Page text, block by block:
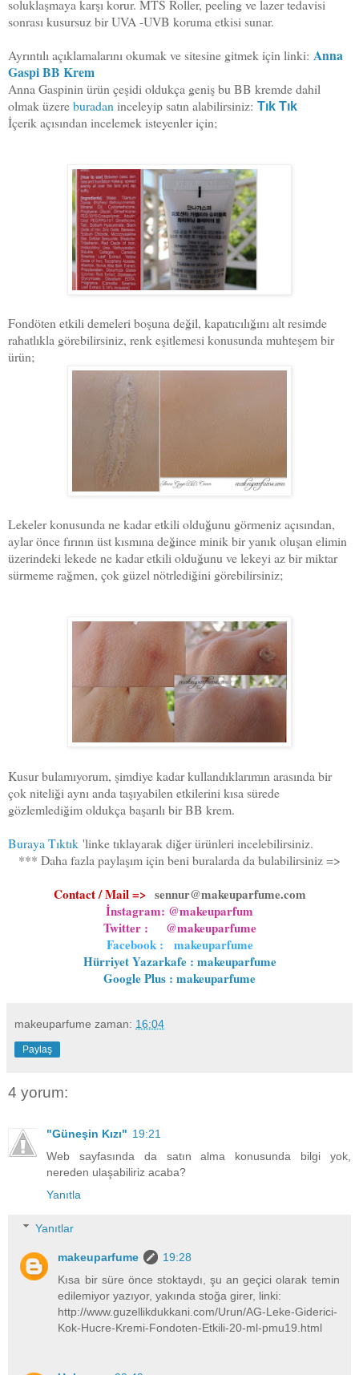
soluklaşmaya karşı korur. MTS Roller, peeling ve lazer tedavisi
sonrası kusursuz bir UVA -UVB koruma etkisi sunar.
Ayrıntılı açıklamalarını okumak ve sitesine gitmek için linki: Anna
Gaspi BB Krem
Anna Gaspinin ürün çeşidi oldukça geniş bu BB kremde dahil
olmak üzereburadan inceleyip satın alabilirsiniz: Tık Tık
İçerik açısından incelemek isteyenler için;
Fondöten etkili demeleri boşuna değil, kapatıcılığını alt resimde
rahatlıkla görebilirsiniz, renk eşitlemesi konusunda muhteşem bir
ürün;
Lekeler konusunda ne kadar etkili olduğunu görmeniz açısından,
aylar önce fırının üst kısmına değince minik bir yanık oluşan elimin
üzerindeki lekede ne kadar etkili olduğunu ve lekeyi az bir miktar
sürmeme rağmen, çok güzel nötrlediğini görebilirsiniz;
Kusur bulamıyorum, şimdiye kadar kullandıklarımın arasında bir
çok niteliği aynı anda taşıyabilen etkilerini kısa sürede
gözlemlediğim oldukça başarılı bir BB krem.
Buraya Tıktık 'linke tıklayarak diğer ürünleri incelebilirsiniz.
*** Daha fazla paylaşım için beni buralarda da bulabilirsiniz =>
Contact / Mail => sennur@makeuparfume.com
İnstagram: @makeuparfum
Twitter : @makeuparfume
Facebook : makeuparfume
Hürriyet Yazarkafe : makeuparfume
Google Plus : makeuparfume
makeuparfume zaman: 16:04
Paylaş
4 yorum:
"Güneşin Kızı" 19:21
Web sayfasında da satın alma konusunda bilgi yok,
nereden ulaşabiliriz acaba?
Yanıtla
Yanıtlar
makeuparfume
19:28
Kısa bir süre önce stoktaydı, şu an geçici olarak temin
edilemiyor yazıyor, yakında stoğa girer, linki:
http://www.guzellikdukkani.com/Urun/AG-Leke-Giderici-
Kok-Hucre-Kremi-Fondoten-Etkili-20-ml-pmu19.html